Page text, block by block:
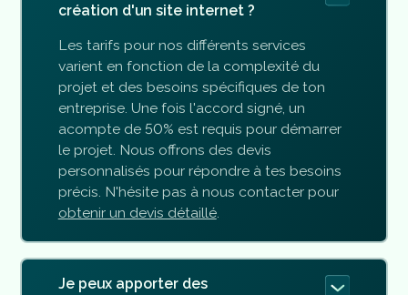
création d'un site internet ?
Les tarifs pour nos différents services
varient en fonction de la complexité du
projet et des besoins spécifiques de ton
entreprise. Une fois l'accord signé, un
acompte de 50% est requis pour démarrer
le projet. Nous offrons des devis
personnalisés pour répondre à tes besoins
précis. N'hésite pas à nous contacter pour
obtenir un devis détaillé.
Je peux apporter des